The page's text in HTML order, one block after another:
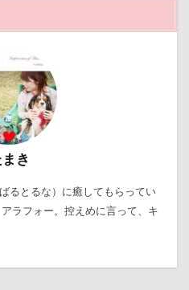
き
るとるな）に癒してもらってい
ラフォー。控えめに言って、キ